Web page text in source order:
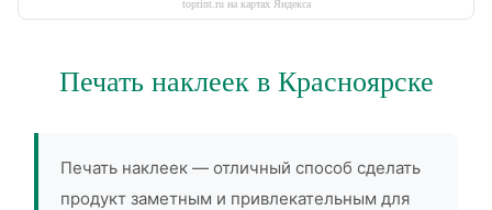
toprint.ru на картах Яндекса
Печать наклеек в Красноярске
Печать наклеек — отличный способ сделать
продукт заметным и привлекательным для